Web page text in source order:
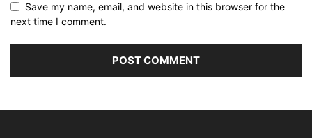
Save my name, email, and website in this browser for the
next time I comment.